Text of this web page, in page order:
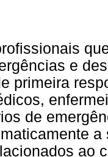
e
primeira
de
ao